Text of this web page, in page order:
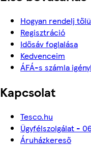
Hogyan rendelj
Regisztráció
Idősáv foglalása
Kedvenceim
ÁFÁ-s számla
Kapcsolat
Tesco.hu
Ügyfélszolgálat -
Áruházkereső